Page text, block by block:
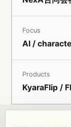
Focus
AI /
Products
KyaraFlip /